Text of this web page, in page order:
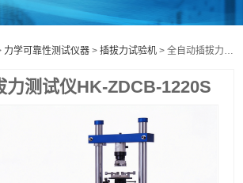
力学可靠性测试仪器 >插拔力试验机 > 全自动插拔力测试仪HK-ZDCB-1220S
力测试仪HK-ZDCB-1220S